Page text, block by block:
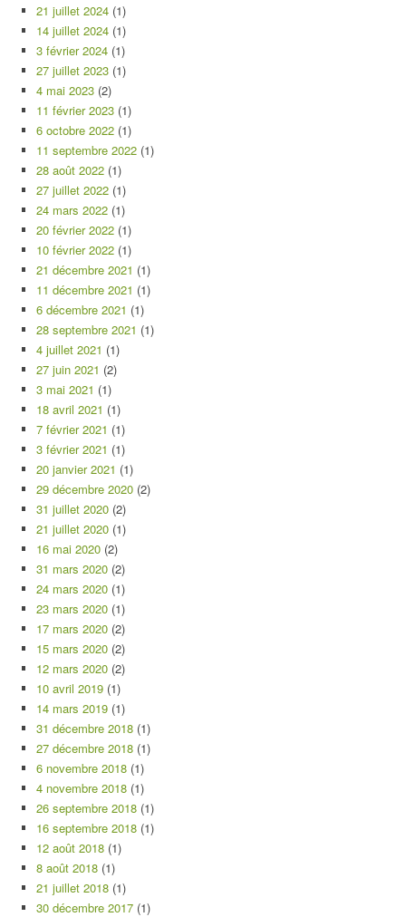
21 juillet 2024 (1)
14 juillet 2024 (1)
3 février 2024 (1)
27 juillet 2023 (1)
4 mai 2023 (2)
11 février 2023 (1)
6 octobre 2022 (1)
11 septembre 2022 (1)
28 août 2022 (1)
27 juillet 2022 (1)
24 mars 2022 (1)
20 février 2022 (1)
10 février 2022 (1)
21 décembre 2021 (1)
11 décembre 2021 (1)
6 décembre 2021 (1)
28 septembre 2021 (1)
4 juillet 2021 (1)
27 juin 2021 (2)
3 mai 2021 (1)
18 avril 2021 (1)
7 février 2021 (1)
3 février 2021 (1)
20 janvier 2021 (1)
29 décembre 2020 (2)
31 juillet 2020 (2)
21 juillet 2020 (1)
16 mai 2020 (2)
31 mars 2020 (2)
24 mars 2020 (1)
23 mars 2020 (1)
17 mars 2020 (2)
15 mars 2020 (2)
12 mars 2020 (2)
10 avril 2019 (1)
14 mars 2019 (1)
31 décembre 2018 (1)
27 décembre 2018 (1)
6 novembre 2018 (1)
4 novembre 2018 (1)
26 septembre 2018 (1)
16 septembre 2018 (1)
12 août 2018 (1)
8 août 2018 (1)
21 juillet 2018 (1)
30 décembre 2017 (1)